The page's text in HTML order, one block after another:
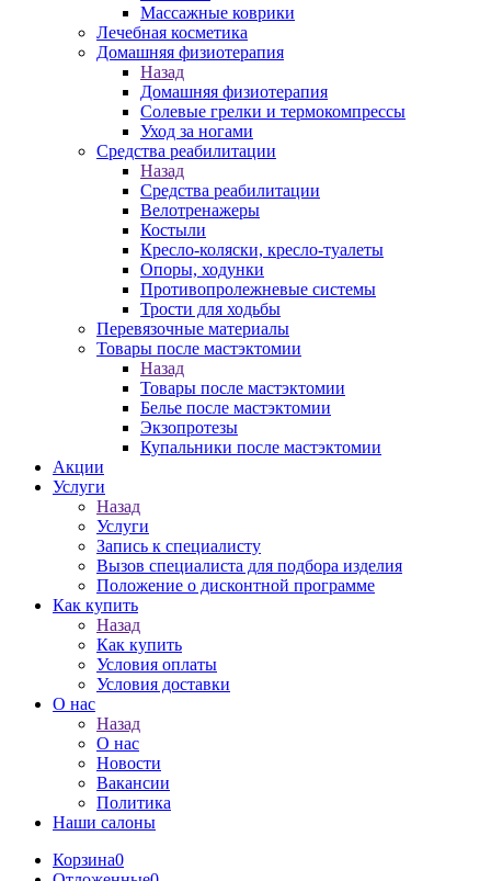
Массажные коврики
Лечебная косметика
Домашняя физиотерапия
Назад
Домашняя физиотерапия
Солевые грелки и термокомпрессы
Уход за ногами
Средства реабилитации
Назад
Средства реабилитации
Велотренажеры
Костыли
Кресло-коляски, кресло-туалеты
Опоры, ходунки
Противопролежневые системы
Трости для ходьбы
Перевязочные материалы
Товары после мастэктомии
Назад
Товары после мастэктомии
Белье после мастэктомии
Экзопротезы
Купальники после мастэктомии
Акции
Услуги
Назад
Услуги
Запись к специалисту
Вызов специалиста для подбора изделия
Положение о дисконтной программе
Как купить
Назад
Как купить
Условия оплаты
Условия доставки
О нас
Назад
О нас
Новости
Вакансии
Политика
Наши салоны
Корзина0